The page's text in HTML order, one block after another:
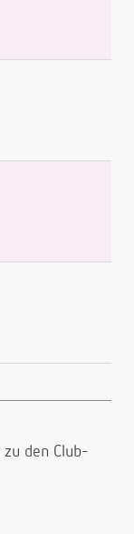
zu den Club-